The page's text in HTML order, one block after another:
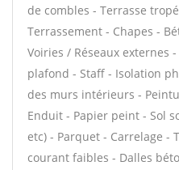
de combles - Terrasse
Terrassement - Chapes -
Voiries / Réseaux externes
plafond - Staff - Isolation
des murs intérieurs -
Enduit - Papier peint - Sol
etc) - Parquet - Carrelage -
courant faibles - Dalles